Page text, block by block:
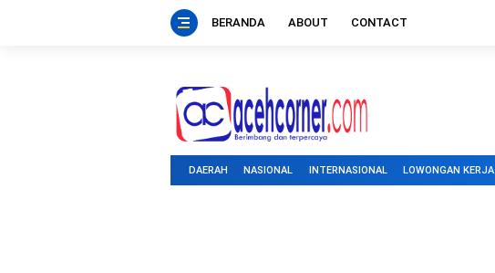
BERANDA ABOUT CONTACT
DAERAH NASIONAL INTERNASIONAL LOWONGAN KERJA